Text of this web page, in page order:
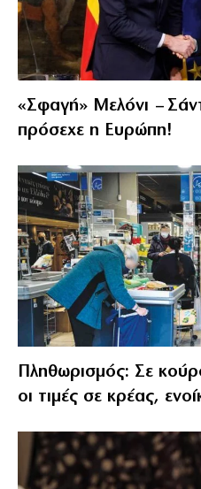
«Σφαγή» Μελόνι –
πρόσεχε η Ευρώπη!
Πληθωρισμός: Σε
οι τιμές σε κρέας,